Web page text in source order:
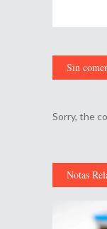
Sin
Sorry, the
Notas